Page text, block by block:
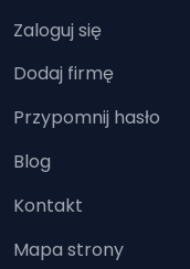
Zaloguj się
Dodaj firmę
Przypomnij hasło
Blog
Kontakt
Mapa strony